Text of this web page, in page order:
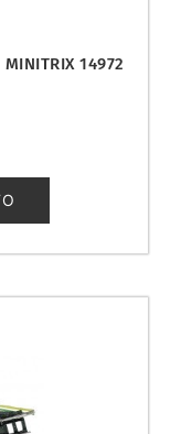
MINITRIX 14972